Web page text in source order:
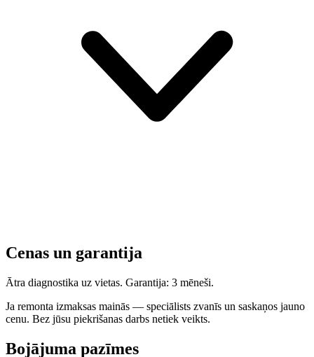
Cenas un garantija
Ātra diagnostika uz vietas. Garantija: 3 mēneši.
Ja remonta izmaksas mainās — speciālists zvanīs un saskaņos jauno
cenu. Bez jūsu piekrišanas darbs netiek veikts.
Bojājuma pazīmes